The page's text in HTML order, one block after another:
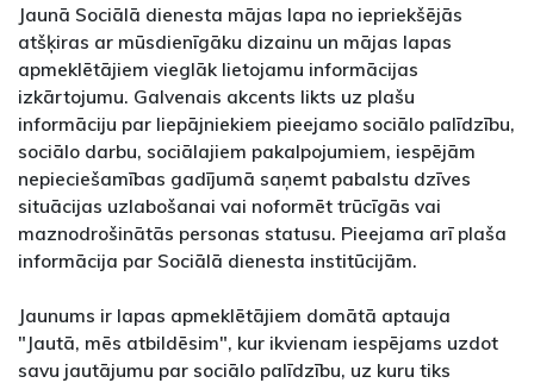
Jaunā Sociālā dienesta mājas lapa no iepriekšējās
atšķiras ar mūsdienīgāku dizainu un mājas lapas
apmeklētājiem vieglāk lietojamu informācijas
izkārtojumu. Galvenais akcents likts uz plašu
informāciju par liepājniekiem pieejamo sociālo palīdzību,
sociālo darbu, sociālajiem pakalpojumiem, iespējām
nepieciešamības gadījumā saņemt pabalstu dzīves
situācijas uzlabošanai vai noformēt trūcīgās vai
maznodrošinātās personas statusu. Pieejama arī plaša
informācija par Sociālā dienesta institūcijām.
Jaunums ir lapas apmeklētājiem domātā aptauja
"Jautā, mēs atbildēsim", kur ikvienam iespējams uzdot
savu jautājumu par sociālo palīdzību, uz kuru tiks